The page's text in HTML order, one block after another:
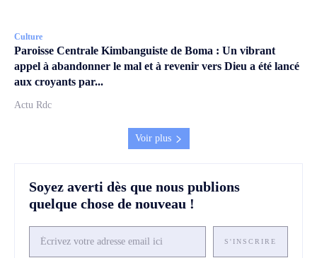
Culture
Paroisse Centrale Kimbanguiste de Boma : Un vibrant
appel à abandonner le mal et à revenir vers Dieu a été lancé
aux croyants par...
Actu Rdc
Voir plus
Soyez averti dès que nous publions
quelque chose de nouveau !
S'INSCRIRE